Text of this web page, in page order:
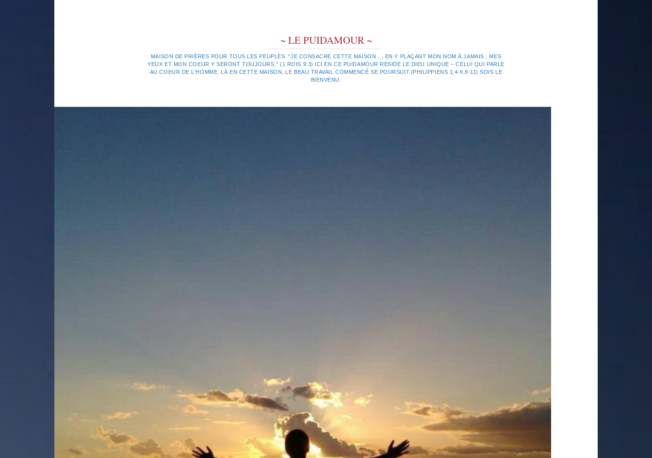
~ LE PUIDAMOUR ~
MAISON DE PRIÈRES POUR TOUS LES PEUPLES. "JE CONSACRE CETTE MAISON…, EN Y PLAÇANT MON NOM À JAMAIS ; MES
YEUX ET MON COEUR Y SERONT TOUJOURS." (1 ROIS 9:3) ICI EN CE PUIDAMOUR RESIDE LE DIEU UNIQUE – CELUI QUI PARLE
AU COEUR DE L'HOMME. LÀ EN CETTE MAISON, LE BEAU TRAVAIL COMMENCÉ SE POURSUIT.(PHILIPPIENS 1,4-6.8-11) SOIS LE
BIENVENU.